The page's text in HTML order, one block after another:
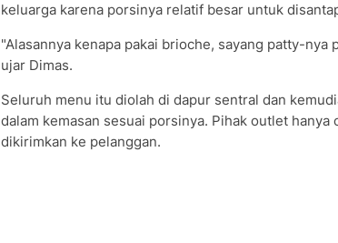
keluarga karena porsinya relatif besar untuk
"Alasannya kenapa pakai brioche, sayang patty-nya
ujar Dimas.
Seluruh menu itu diolah di dapur sentral dan
dalam kemasan sesuai porsinya. Pihak outlet
dikirimkan ke pelanggan.